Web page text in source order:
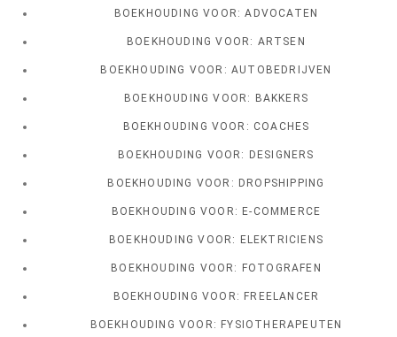
BOEKHOUDING VOOR: ADVOCATEN
BOEKHOUDING VOOR: ARTSEN
BOEKHOUDING VOOR: AUTOBEDRIJVEN
BOEKHOUDING VOOR: BAKKERS
BOEKHOUDING VOOR: COACHES
BOEKHOUDING VOOR: DESIGNERS
BOEKHOUDING VOOR: DROPSHIPPING
BOEKHOUDING VOOR: E-COMMERCE
BOEKHOUDING VOOR: ELEKTRICIENS
BOEKHOUDING VOOR: FOTOGRAFEN
BOEKHOUDING VOOR: FREELANCER
BOEKHOUDING VOOR: FYSIOTHERAPEUTEN